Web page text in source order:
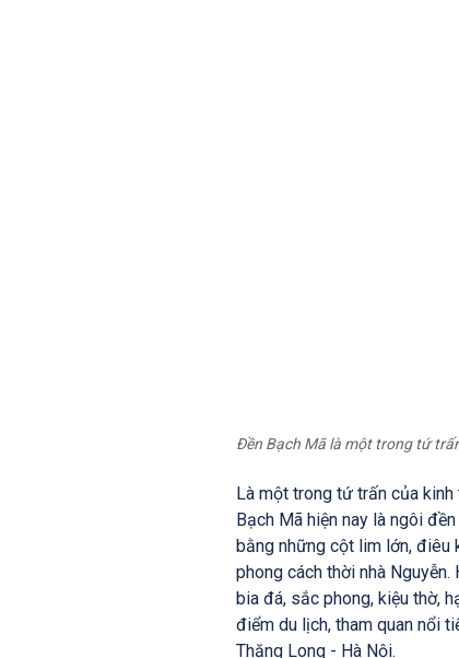
Đền Bạch Mã là một trong tứ
Là một trong tứ trấn của
Bạch Mã hiện nay là ngôi
bằng những cột lim lớn, điêu
phong cách thời nhà
bia đá, sắc phong, kiệu thờ,
điểm du lịch, tham quan nổi
Thăng Long - Hà Nội.